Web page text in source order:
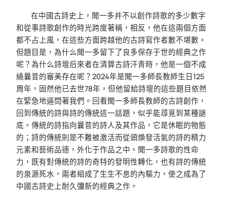
在中國古詩史上，聞一多并不以創作詩歌的多少數字
和從事詩歌創作的時光跨度著稱，相反，他在這兩個方面
都不占上風，在這些方面跨越他的古詩寫作者數不堪數。
但題目是，為什么聞一多留下了良多保存于世的經典之作
呢？為什么詩壇后來者在清算古詩汗青時，他是一個不成
繞曩昔的審美存在呢？2024年是聞一多師長教師生日125
周年，固然他已去世78年，但他留給詩壇的這些題目依然
在緊急地逼問著我們。回看聞一多師長教師的古詩創作，
回到傳統的詩與詩的傳統這一話題，似乎能尋覓到某種謎
底。傳統的詩指向曩昔的詩人及其作品，它是休眠的物態
的；詩的傳統則是不難被激活而從頭煥發活氣的詩的精力
元素和藝術品德，外化于作品之中。聞一多詩歌的性命
力，既有對傳統的詩的奇特的發明性轉化，也有詩的傳統
的泉源死水，兩者組成了生生不息的內驅力，使之成為了
中國古詩史上耐久彌新的經典之作。